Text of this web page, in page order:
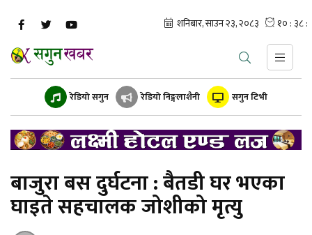
रेडियो सगुन रेडियो निङ्गलाशैनी सगुन टिभी
बाजुरा बस दुर्घटना : बैतडी घर भएका
घाइते सहचालक जोशीको मृत्यु